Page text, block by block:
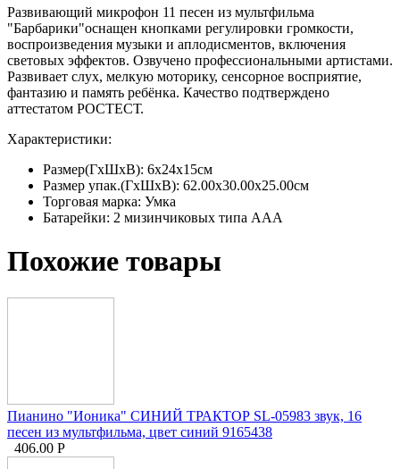
Развивающий микрофон 11 песен из мультфильма
"Барбарики"оснащен кнопками регулировки громкости,
воспроизведения музыки и аплодисментов, включения
световых эффектов. Озвучено профессиональными артистами.
Развивает слух, мелкую моторику, сенсорное восприятие,
фантазию и память ребёнка. Качество подтверждено
аттестатом РОСТЕСТ.
Характеристики:
Размер(ГхШхВ): 6x24x15см
Размер упак.(ГхШхВ): 62.00x30.00x25.00см
Торговая марка: Умка
Батарейки: 2 мизинчиковых типа ААА
Похожие товары
Пианино "Ионика" СИНИЙ ТРАКТОР SL-05983 звук, 16
песен из мультфильма, цвет синий 9165438
406.00 Р